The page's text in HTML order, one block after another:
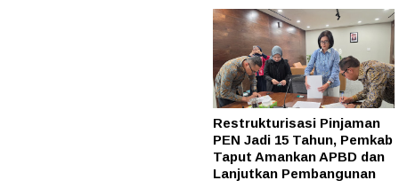
Restrukturisasi Pinjaman
PEN Jadi 15 Tahun, Pemkab
Taput Amankan APBD dan
Lanjutkan Pembangunan